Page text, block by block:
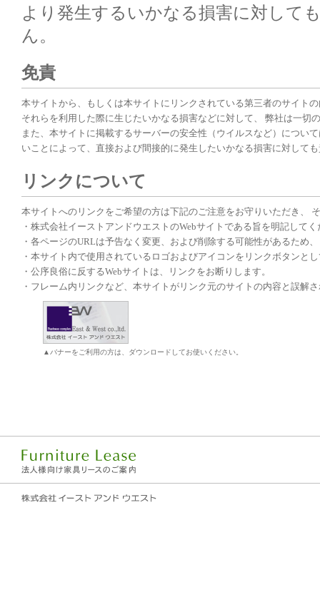
より発生するいかなる損害に対して
ん。
免責
本サイトから、もしくは本サイトにリンクされている第三者のサイト
それらを利用した際に生じたいかなる損害などに対して、 弊社は一切
また、本サイトに掲載するサーバーの安全性（ウイルスなど）につい
いことによって、直接および間接的に発生したいかなる損害に対して
リンクについて
本サイトへのリンクをご希望の方は下記のご注意をお守りいただき、
・株式会社イーストアンドウエストのWebサイトである旨を明記して
・各ページのURLは予告なく変更、および削除する可能性があるため
・本サイト内で使用されているロゴおよびアイコンをリンクボタンと
・公序良俗に反するWebサイトは、リンクをお断りします。
・フレーム内リンクなど、本サイトがリンク元のサイトの内容と誤解
▲バナーをご利用の方は、ダウンロードしてお使いください。